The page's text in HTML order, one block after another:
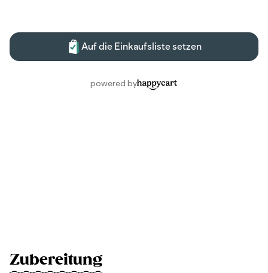
Zubereitung